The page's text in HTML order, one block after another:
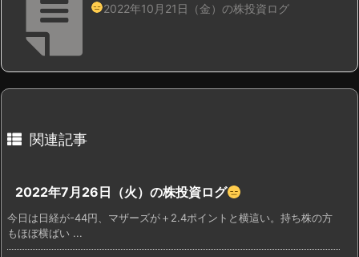
2022年10月21日（金）の株投資ログ
関連記事
2022年7月26日（火）の株投資ログ
今日は日経が-44円、マザーズが＋2.4ポイントと横這い。持ち株の方
もほぼ横ばい ...